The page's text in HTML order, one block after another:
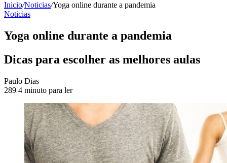
Inicio/Noticias/Yoga online durante a pandemia
Noticias
Yoga online durante a pandemia
Dicas para escolher as melhores aulas
Paulo DiasSend
an
289 4 minuto para ler